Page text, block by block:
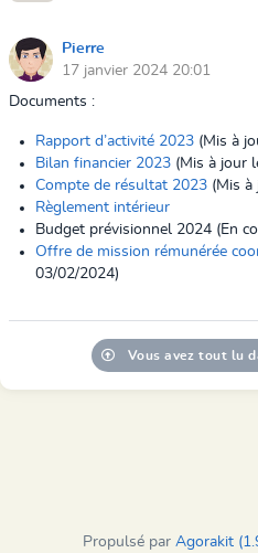
Pierre
17 janvier 2024 20:01
Documents :
Rapport d’activité 2023 (Mis à
Bilan financier 2023 (Mis à jour
Compte de résultat 2023 (Mis à
Règlement intérieur
Budget prévisionnel 2024 (En
Offre de mission rémunérée
03/02/2024)
Vous avez tout lu
Propulsé par Agorakit